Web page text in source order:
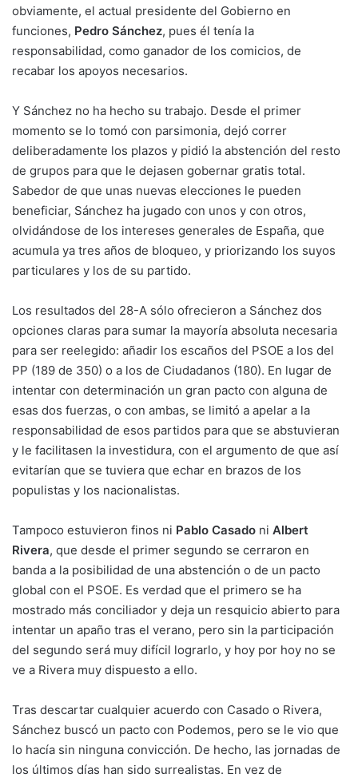
obviamente, el actual presidente del Gobierno en
funciones, Pedro Sánchez, pues él tenía la
responsabilidad, como ganador de los comicios, de
recabar los apoyos necesarios.
Y Sánchez no ha hecho su trabajo. Desde el primer
momento se lo tomó con parsimonia, dejó correr
deliberadamente los plazos y pidió la abstención del resto
de grupos para que le dejasen gobernar gratis total.
Sabedor de que unas nuevas elecciones le pueden
beneficiar, Sánchez ha jugado con unos y con otros,
olvidándose de los intereses generales de España, que
acumula ya tres años de bloqueo, y priorizando los suyos
particulares y los de su partido.
Los resultados del 28-A sólo ofrecieron a Sánchez dos
opciones claras para sumar la mayoría absoluta necesaria
para ser reelegido: añadir los escaños del PSOE a los del
PP (189 de 350) o a los de Ciudadanos (180). En lugar de
intentar con determinación un gran pacto con alguna de
esas dos fuerzas, o con ambas, se limitó a apelar a la
responsabilidad de esos partidos para que se abstuvieran
y le facilitasen la investidura, con el argumento de que así
evitarían que se tuviera que echar en brazos de los
populistas y los nacionalistas.
Tampoco estuvieron finos ni Pablo Casado ni Albert
Rivera, que desde el primer segundo se cerraron en
banda a la posibilidad de una abstención o de un pacto
global con el PSOE. Es verdad que el primero se ha
mostrado más conciliador y deja un resquicio abierto para
intentar un apaño tras el verano, pero sin la participación
del segundo será muy difícil lograrlo, y hoy por hoy no se
ve a Rivera muy dispuesto a ello.
Tras descartar cualquier acuerdo con Casado o Rivera,
Sánchez buscó un pacto con Podemos, pero se le vio que
lo hacía sin ninguna convicción. De hecho, las jornadas de
los últimos días han sido surrealistas. En vez de